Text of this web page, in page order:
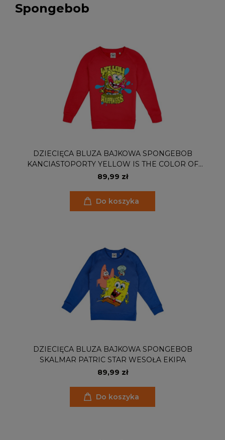
Spongebob
DZIECIĘCA BLUZA BAJKOWA SPONGEBOB
KANCIASTOPORTY YELLOW IS THE COLOR OF
HAPPINESS
89,99 zł
Do koszyka
DZIECIĘCA BLUZA BAJKOWA SPONGEBOB
SKALMAR PATRIC STAR WESOŁA EKIPA
89,99 zł
Do koszyka